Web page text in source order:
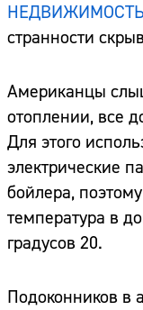
странности
Американцы
отоплении, все
Для этого
электрические
бойлера,
температура в
градусов 20.
Подоконников в